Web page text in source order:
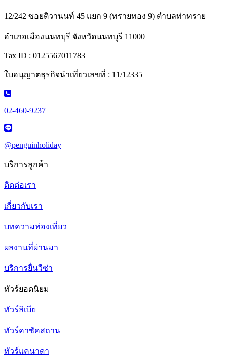
12/242 ซอยติวานนท์ 45 แยก 9 (ทรายทอง 9) ตำบลท่าทราย
อำเภอเมืองนนทบุรี จังหวัดนนทบุรี 11000
Tax ID : 0125567011783
ใบอนุญาตธุรกิจนำเที่ยวเลขที่ : 11/12335
02-460-9237
@penguinholiday
บริการลูกค้า
ติดต่อเรา
เกี่ยวกับเรา
บทความท่องเที่ยว
ผลงานที่ผ่านมา
บริการยื่นวีซ่า
ทัวร์ยอดนิยม
ทัวร์ลิเบีย
ทัวร์คาซัคสถาน
ทัวร์แคนาดา